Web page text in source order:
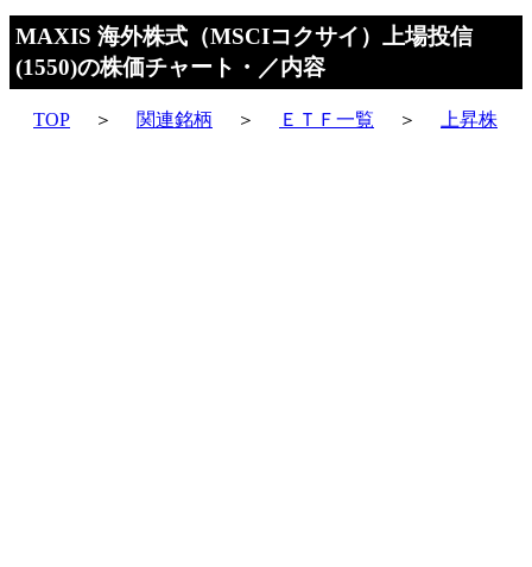
MAXIS 海外株式（MSCIコクサイ）上場投信
(1550)の株価チャート・／内容
TOP ＞ 関連銘柄 ＞ ＥＴＦ一覧 ＞ 上昇株